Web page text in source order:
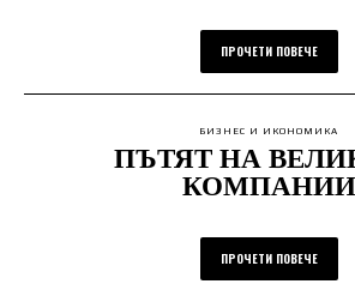
ПРОЧЕТИ ПОВЕЧЕ
БИЗНЕС И ИКОНОМИКА
ПЪТЯТ НА
КОМПАНИИ
ПРОЧЕТИ ПОВЕЧЕ